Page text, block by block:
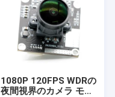
1080P 120FPS WDRの
夜間視界のカメラ モジ